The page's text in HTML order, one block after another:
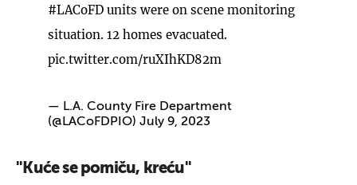
#LACoFD units were on scene monitoring
situation. 12 homes evacuated.
pic.twitter.com/ruXIhKD82m
— L.A. County Fire Department
(@LACoFDPIO) July 9, 2023
''Kuće se pomiču, kreću''